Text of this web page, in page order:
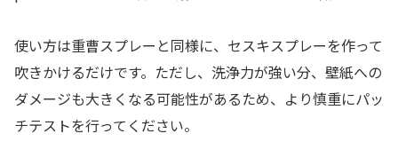
使い方は重曹スプレーと同様に、セスキスプレーを作って
吹きかけるだけです。ただし、洗浄力が強い分、壁紙への
ダメージも大きくなる可能性があるため、より慎重にパッ
チテストを行ってください。